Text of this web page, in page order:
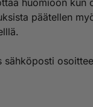
huomioon kun
päätellen